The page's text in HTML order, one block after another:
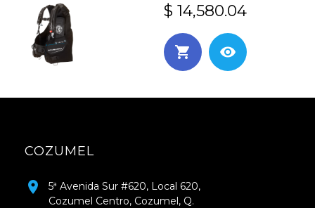
$ 14,580.04
COZUMEL
5ª Avenida Sur #620, Local 620,
Cozumel Centro, Cozumel, Q.